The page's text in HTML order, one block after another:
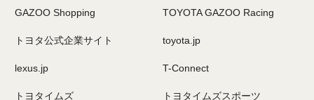
GAZOO Shopping TOYOTA GAZOO Racing
トヨタ公式企業サイト toyota.jp
lexus.jp T-Connect
トヨタイムズ トヨタイムズスポーツ